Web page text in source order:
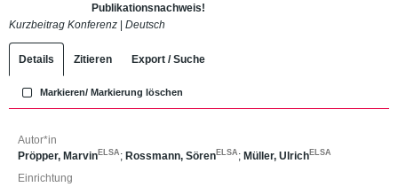
Publikationsnachweis!
Kurzbeitrag Konferenz
Deutsch
Details Zitieren Export / Suche
Markieren/ Markierung löschen
Autor*in
Pröpper, Marvin ELSA ; Rossmann, Sören ELSA ; Müller, Ulrich ELSA
Einrichtung